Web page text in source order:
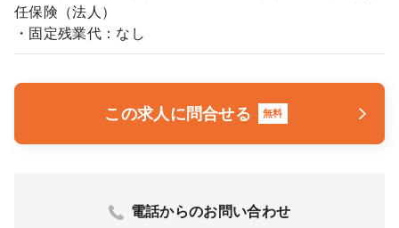
任保険（法人）
・固定残業代：なし
この求人に問合せる 無料
電話からのお問い合わせ